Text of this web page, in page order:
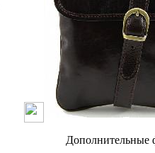
Дополнительные